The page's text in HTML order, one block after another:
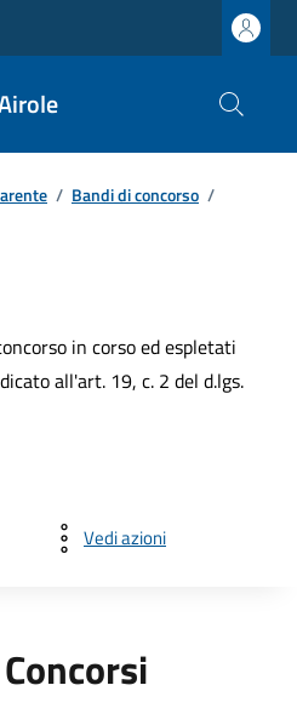
/ Bandi di concorso /
in corso ed espletati
all'art. 19, c. 2 del d.lgs.
Vedi azioni